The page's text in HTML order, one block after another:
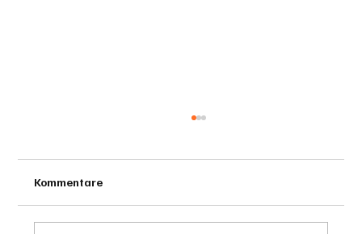
Kommentare